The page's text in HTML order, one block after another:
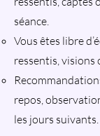
séance.
Vous êtes libre
ressentis, visions
repos,
les jours suivants.